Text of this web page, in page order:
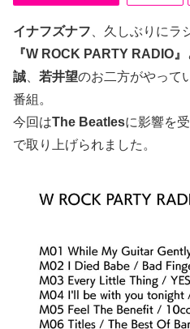
イナフズナフ 、久しぶりにラ
『W ROCK PARTY RADIO』
誠
若井望のお二方がやって
番組。
今回はThe Beatlesに影響を
で取り上げられました。